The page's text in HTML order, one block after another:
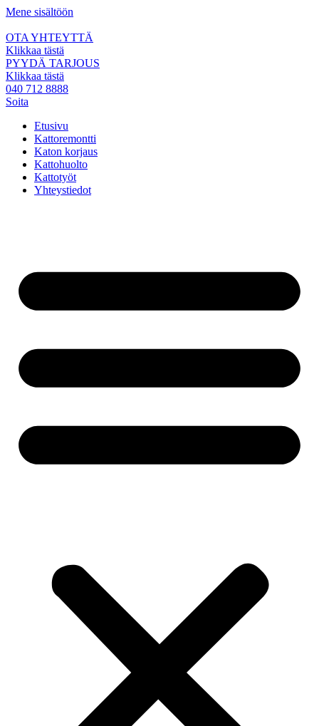
Mene sisältöön
OTA YHTEYTTÄ
Klikkaa tästä
PYYDÄ TARJOUS
Klikkaa tästä
040 712 8888
Soita
Etusivu
Kattoremontti
Katon korjaus
Kattohuolto
Kattotyöt
Yhteystiedot